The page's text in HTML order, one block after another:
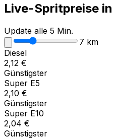
Live-Spritpreise in
Update alle 5 Min.
7 km
Diesel
2,12 €
Günstigster
Super E5
2,10 €
Günstigster
Super E10
2,04 €
Günstigster